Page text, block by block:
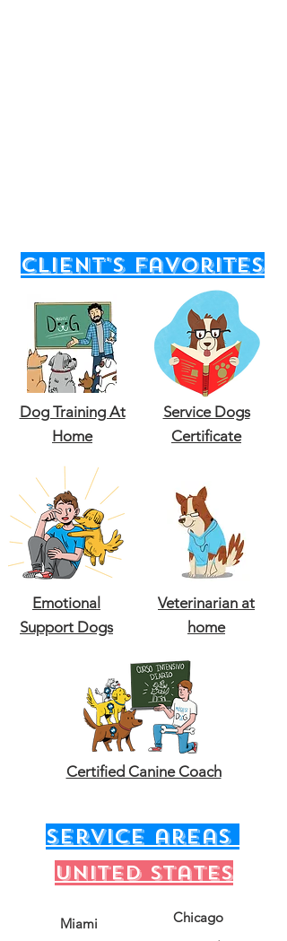
client's favorites
Dog Training At
Home
Service Dogs
Certificate
Emotional
Support Dogs
Veterinarian at
home
Certified Canine Coach
service areas
United states
Miami Chicago